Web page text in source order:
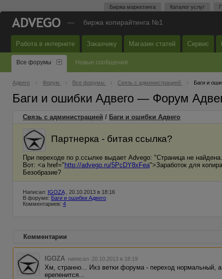
Биржа маркетинга Каталог услуг
— биржа копирайтинга №1
Работа в интернете Заказчику Магазин статей Сервис
Все форумы Новые сообщения
Адвего Форум Все форумы Связь с администрацией Баги и
Баги и ошибки Адвего — Форум
Связь с администрацией / Баги и ошибки Адвего
Партнерка - битая ссылка?
При переходе по р.ссылке выдает Advego: "Страница не
Вот: <a href=" http://advego.ru/5PcDY8xFea">Заработок для
Безобразие?
Написал: IGOZA, 20.10.2013 в 18:16
В форуме: Баги и ошибки Адвего
Комментариев: 4
Комментарии
IGOZA написал 20.10.2013 в 18:19
Хм, странно... Ихз ветки форума - переход нормальный,
ерепенится...